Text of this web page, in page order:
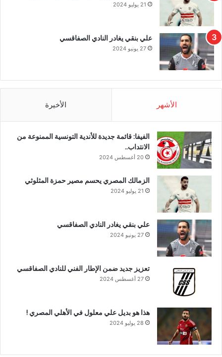
21 يوليو 2024
علي بنقي يغادر النادي الصفاقسي
27 يونيو 2024
الأشهر الأخيرة
الفيفا: قائمة جديدة للأندية التونسية الممنوعة من
الانتداب..
20 أغسطس 2024
الزمالك المصري يحسم مصير حمزة المثلوثي
21 يوليو 2024
علي بنقي يغادر النادي الصفاقسي
27 يونيو 2024
تعزيز جديد ضمن الإطار الفني للنادي الصفاقسي
27 أغسطس 2024
هذا هو بديل علي معلول في الأهلي المصري !
28 يوليو 2024